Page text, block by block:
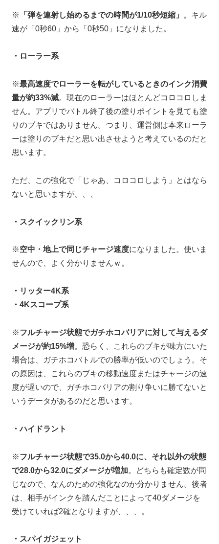
※ 「弾を連射し始めるまでの時間が1/10秒短縮」
。キル
速が「0秒60」から「0秒50」になりました。
・ローラー系
※最高速度でローラーを転がしているときのインク消費
量が約33%減。現在のローラーはほとんどコロコロしま
せん。アプリでバトル終了後の塗りポイントを見ても塗
りのブキではありません。つまり、運営側は本来ローラ
ーは塗りのブキだと思い出させようと考えているのだと
思います。
ただ、この強化で「じゃあ、コロコロしよう」とはなら
ないと思いますが、、、
・スクイックリン系
※空中・地上で同じチャージ速度になりました。使いま
せんので、よく分かりませんｗ。
・リッター4K系
・4Kスコープ系
※フルチャージ状態でガチホコバリアに対して与えるダ
メージが約15%増。恐らく、これらのブキが味方にいた
場合は、ガチホコバトルでの勝率が低いのでしょう。そ
の原因は、これらのブキの移動速度またはチャージの速
度が遅いので、ガチホコバリアの割り争いに勝てないと
いうデータがあるのだと思います。
・ハイドラント
※フルチャージ状態で35.0から40.0に、それ以外の状態
で28.0から32.0にダメージが増加。どちらも確定数が同
じなので、なんのための強化なのか分かりません。後者
は、相手がインクを踏んだことによって40ダメージを
受けていれば2確となりますが、、、。
・スパイガジェット